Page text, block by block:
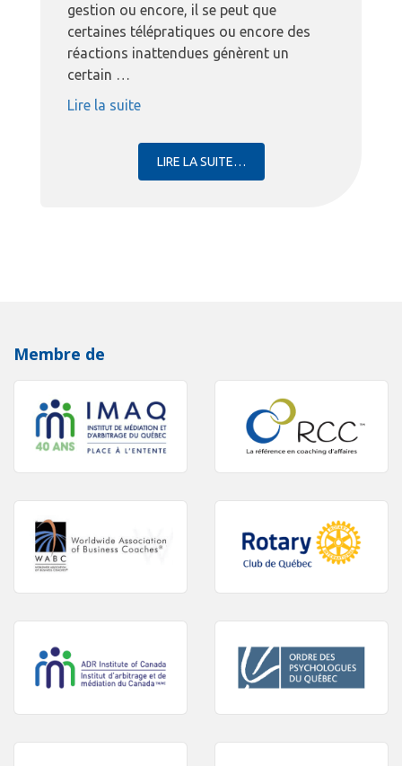
gestion ou encore, il se peut que
certaines télépratiques ou encore des
réactions inattendues génèrent un
certain …
Lire la suite« COACHING AD HOC »
LIRE LA SUITE…
Membre de